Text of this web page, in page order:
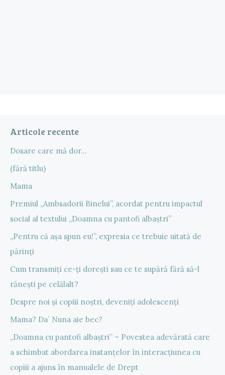
Articole recente
Dosare care mă dor…
(fără titlu)
Mama
Premiul „Ambsadorii Binelui”, acordat pentru impactul
social al textului „Doamna cu pantofi albaștri”
„Pentru că așa spun eu!”, expresia ce trebuie uitată de
părinți
Cum transmiți ce-ți dorești sau ce te supără fără să-l
rănești pe celălalt?
Despre noi și copiii noștri, deveniți adolescenți
Mama? Da` Nuna aie bec?
„Doamna cu pantofi albaștri” – Povestea adevărată care
a schimbat abordarea instanțelor în interacțiunea cu
copiii a ajuns în manualele de Drept